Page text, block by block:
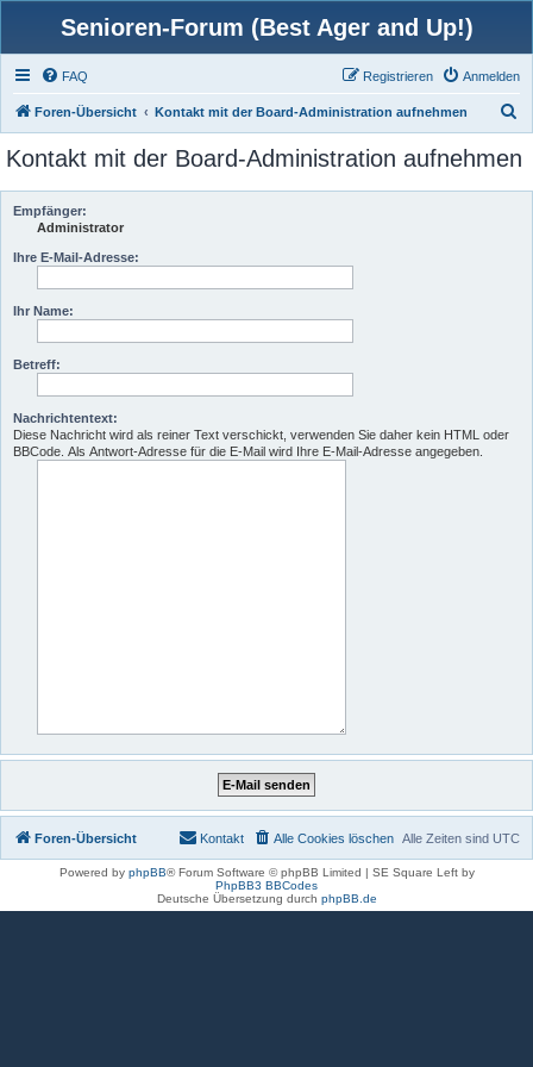
Senioren-Forum (Best Ager and Up!)
FAQ Anmelden
Registrieren
Foren-Übersicht Kontakt mit der Board-Administration aufnehmen
c
h
Kontakt mit der Board-Administration aufnehmen
Empfänger:
Administrator
Ihre E-Mail-Adresse:
Ihr Name:
Betreff:
Nachrichtentext:
Diese Nachricht wird als reiner Text verschickt, verwenden Sie daher kein HTML oder
BBCode. Als Antwort-Adresse für die E-Mail wird Ihre E-Mail-Adresse angegeben.
Foren-Übersicht Alle Zeiten sind UTC
Alle Cookies löschen
Kontakt
Powered by phpBB® Forum Software © phpBB Limited | SE Square Left by
PhpBB3 BBCodes
Deutsche Übersetzung durch phpBB.de